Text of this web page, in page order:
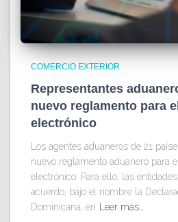
COMERCIO EXTERIOR
Representantes
nuevo reglamento para
electrónico
Los agentes aduaneros de 21
nuevo reglamento aduanero para
electrónico. Para ello, las
acuerdo, bajo el nombre la
Dominicana, en
Leer más…